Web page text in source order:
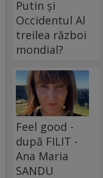
Putin și
Occidentul Al
treilea război
mondial?
Feel good -
după FILIT -
Ana Maria
SANDU